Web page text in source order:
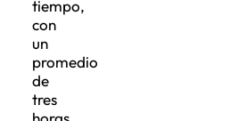
tiempo,
con
un
promedio
de
tres